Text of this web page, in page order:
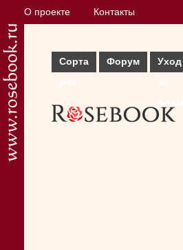
О проекте Контакты
Сорта
Форум
Уход